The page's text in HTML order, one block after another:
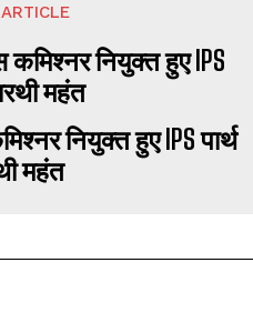
नियुक्त हुए IPS पार्थ
महंत